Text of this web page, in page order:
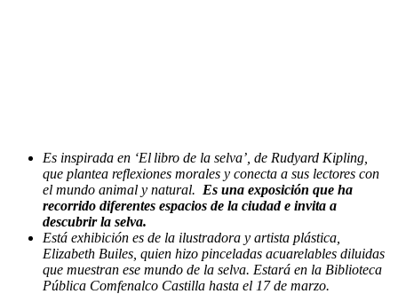
Es inspirada en ‘El libro de la selva’, de Rudyard Kipling,
que plantea reflexiones morales y conecta a sus lectores con
el mundo animal y natural. Es una exposición que ha
recorrido diferentes espacios de la ciudad e invita a
descubrir la selva.
Está exhibición es de la ilustradora y artista plástica,
Elizabeth Builes, quien hizo pinceladas acuarelables diluidas
que muestran ese mundo de la selva. Estará en la Biblioteca
Pública Comfenalco Castilla hasta el 17 de marzo.